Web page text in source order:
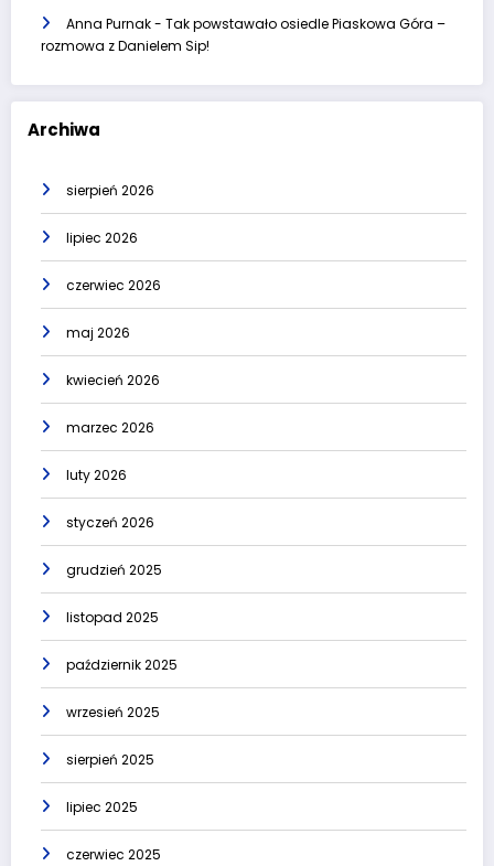
Anna Purnak- Tak powstawało osiedle Piaskowa Góra –
rozmowa z Danielem Sip!
Archiwa
sierpień 2026
lipiec 2026
czerwiec 2026
maj 2026
kwiecień 2026
marzec 2026
luty 2026
styczeń 2026
grudzień 2025
listopad 2025
październik 2025
wrzesień 2025
sierpień 2025
lipiec 2025
czerwiec 2025